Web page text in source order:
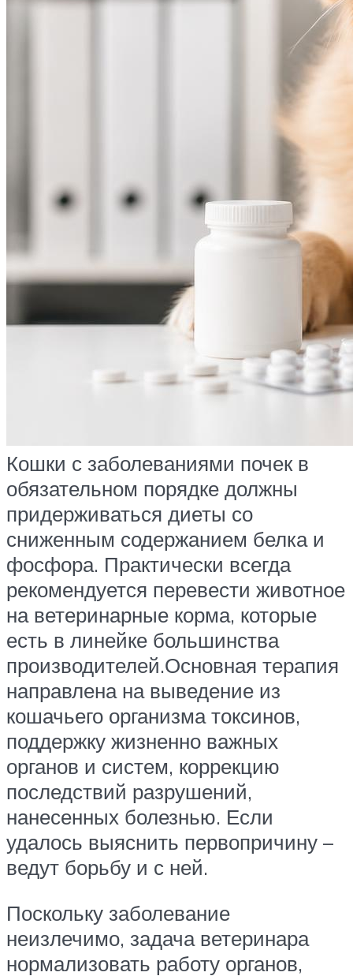
Кошки с заболеваниями почек в
обязательном порядке должны
придерживаться диеты со
сниженным содержанием белка и
фосфора. Практически всегда
рекомендуется перевести животное
на ветеринарные корма, которые
есть в линейке большинства
производителей.Основная терапия
направлена на выведение из
кошачьего организма токсинов,
поддержку жизненно важных
органов и систем, коррекцию
последствий разрушений,
нанесенных болезнью. Если
удалось выяснить первопричину –
ведут борьбу и с ней.
Поскольку заболевание
неизлечимо, задача ветеринара
нормализовать работу органов,